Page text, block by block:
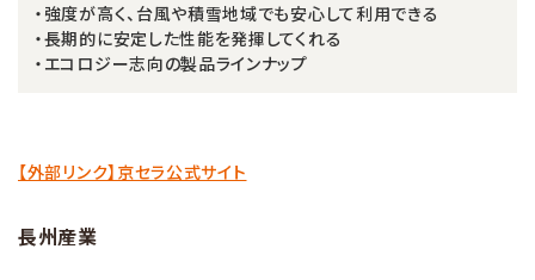
・強度が高く、台風や積雪地域でも安心して利用できる
・長期的に安定した性能を発揮してくれる
・エコロジー志向の製品ラインナップ
【外部リンク】京セラ公式サイト
長州産業